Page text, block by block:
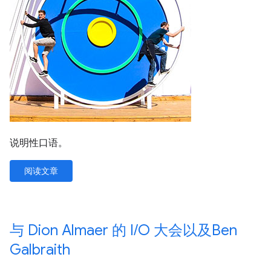
说明性口语。
阅读文章
与 Dion Almaer 的 I/O 大会以及Ben
Galbraith